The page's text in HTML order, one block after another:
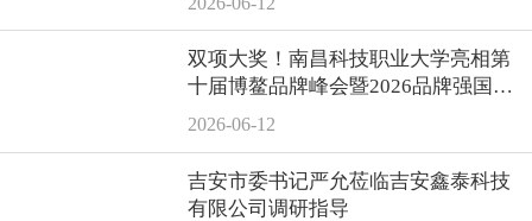
双项大奖！南昌科技职业大学亮相第
十届博鳌品牌峰会暨2026品牌强国论
坛
2026-06-12
吉安市委书记严允莅临吉安鑫泰科技
有限公司调研指导